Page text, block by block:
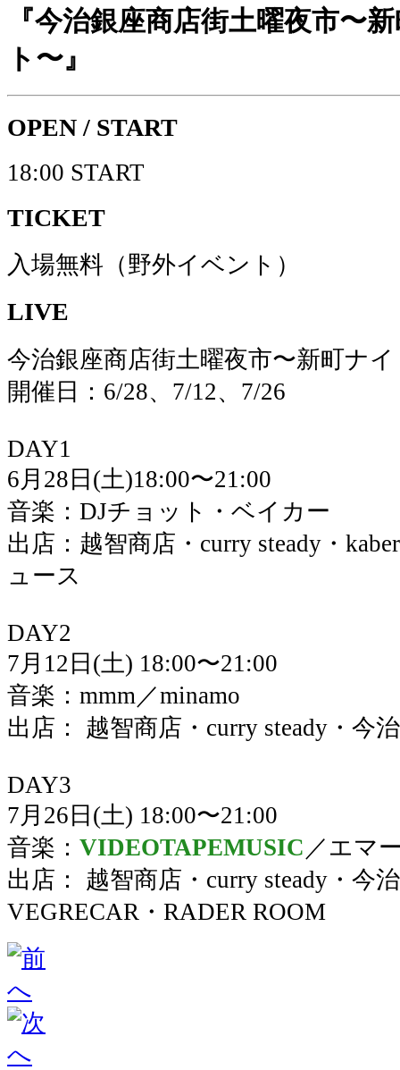
『今治銀座商店街土曜夜市〜
ト〜』
OPEN / START
18:00 START
TICKET
入場無料（野外イベント）
LIVE
今治銀座商店街土曜夜市〜新町ナ
開催日：6/28、7/12、7/26
DAY1
6月28日(土)18:00〜21:00
音楽：DJチョット・ベイカー
出店：越智商店・curry steady・
ュース
DAY2
7月12日(土) 18:00〜21:00
音楽：mmm／minamo
出店： 越智商店・curry steady・今
DAY3
7月26日(土) 18:00〜21:00
音楽： VIDEOTAPEMUSIC ／エマ
出店： 越智商店・curry steady・今
VEGRECAR・RADER ROOM